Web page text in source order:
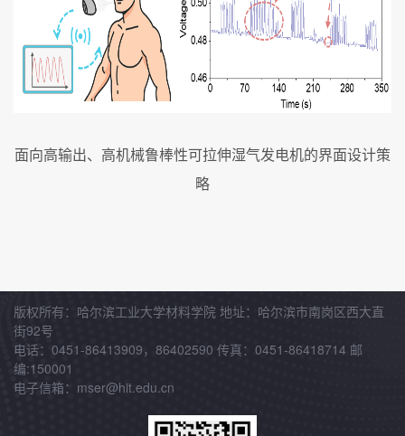
面向高输出、高机械鲁棒性可拉伸湿气发电机的界面设计策
略
版权所有：哈尔滨工业大学材料学院 地址：哈尔滨市南岗区西大直
街92号
电话：0451-86413909，86402590 传真：0451-86418714 邮
编:150001
电子信箱：mser@hit.edu.cn